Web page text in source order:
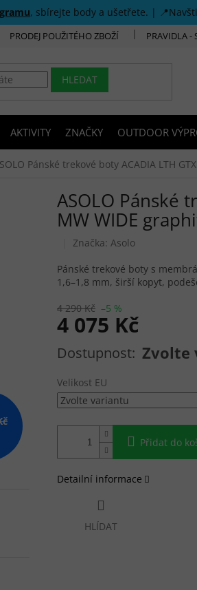
, sbírejte body a ušetřete. |
PRODEJ POUŽITÉHO ZBOŽÍ PRAVIDLA -
HLEDAT
AKTIVITY ZNAČKY OUTDOOR
Pánské trekové boty ACADIA LTH
ASOLO Pánské
MW WIDE
Značka: Asolo
4 290 Kč –5 %
4 075 Kč
Měrná cena: Zvolte
Velikost EU
Přidat do
Pánské trekové boty s
1,6–1,8 mm, širší kopyt,
Detailní informace
HLÍDAT